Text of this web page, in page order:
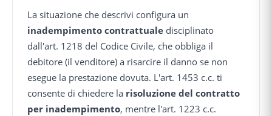
La situazione che descrivi configura un
inadempimento contrattuale disciplinato
dall'art. 1218 del Codice Civile, che obbliga il
debitore (il venditore) a risarcire il danno se non
esegue la prestazione dovuta. L'art. 1453 c.c. ti
consente di chiedere la risoluzione del contratto
per inadempimento, mentre l'art. 1223 c.c.